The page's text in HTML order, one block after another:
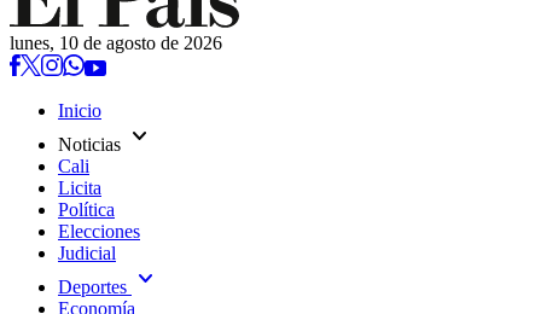
lunes, 10 de agosto de 2026
Inicio
Noticias expand_more
Cali
Licita
Política
Elecciones
Judicial
Deportes expand_more
Economía